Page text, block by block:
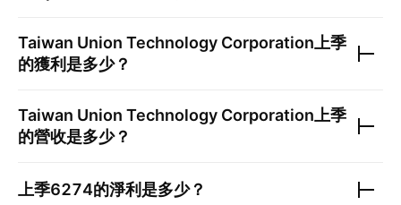
Taiwan Union Technology Corporation 上季
的獲利是多少？
Taiwan Union Technology Corporation 上季
的營收是多少？
上季6274的淨利是多少？